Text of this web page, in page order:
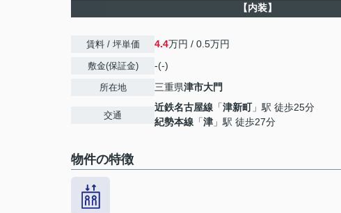
【内装】
賃料 / 坪単価 4.4万円 / 0.5万円
敷金(保証金) -(-)
所在地 三重県津市大門
交通
近鉄名古屋線 「津新町」駅 徒歩25分
紀勢本線 「津 」駅 徒歩27分
物件の特徴